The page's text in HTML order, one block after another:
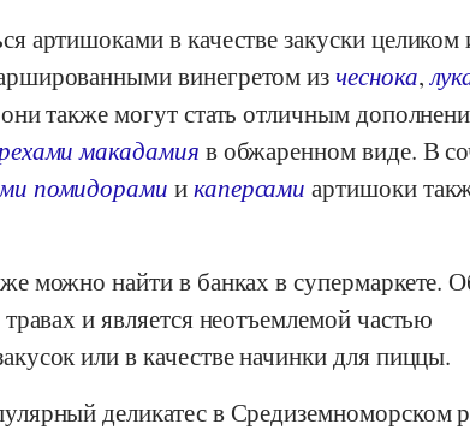
артишоками в качестве закуски целиком
винегретом изчеснока,
также могут стать отличным
макадамия в обжаренном виде. В
помидорами икаперсами артишоки
можно найти в банках в супермаркете.
и является неотъемлемой частью
или в качестве начинки для пиццы.
деликатес в Средиземноморском